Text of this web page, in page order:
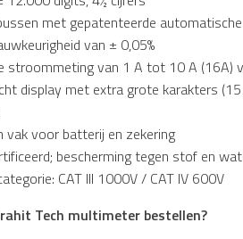
met gepatenteerde
van ± 0,05%
stroommeting van 1 A tot 10 A (16A)
display met extra grote karakters
vak voor batterij en zekering
bescherming tegen stof en
CAT III 1000V / CAT IV 600V
Tech multimeter bestellen?